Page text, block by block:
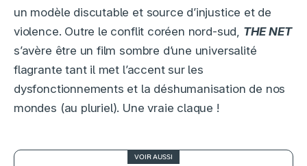
un modèle discutable et source d’injustice et de
violence. Outre le conflit coréen nord-sud, THE NET
s’avère être un film sombre d’une universalité
flagrante tant il met l’accent sur les
dysfonctionnements et la déshumanisation de nos
mondes (au pluriel). Une vraie claque !
VOIR AUSSI